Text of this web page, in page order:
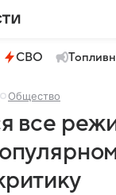
СВО
Общество
все